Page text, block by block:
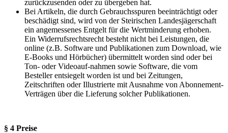
zurückzusenden oder zu übergeben hat.
Bei Artikeln, die durch Gebrauchsspuren beeinträchtigt oder
beschädigt sind, wird von der Steirischen Landesjägerschaft
ein angemessenes Entgelt für die Wertminderung erhoben.
Ein Widerrufsrechtsrecht besteht nicht bei Leistungen, die
online (z.B. Software und Publikationen zum Download, wie
E-Books und Hörbücher) übermittelt worden sind oder bei
Ton- oder Videoauf-nahmen sowie Software, die vom
Besteller entsiegelt worden ist und bei Zeitungen,
Zeitschriften oder Illustrierte mit Ausnahme von Abonnement-
Verträgen über die Lieferung solcher Publikationen.
§ 4 Preise